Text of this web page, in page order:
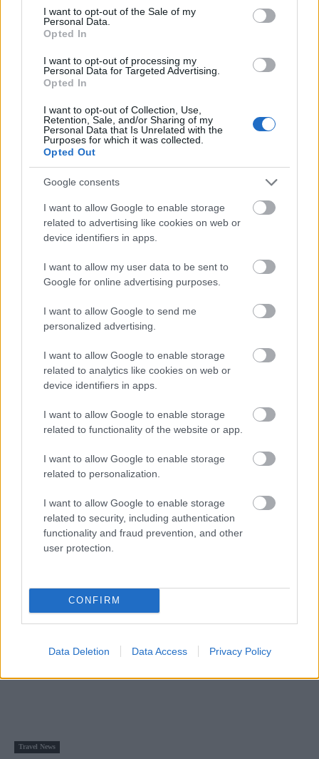
consent section.
I want to opt-out of the Sale of my
Personal Data.
Opted In
I want to opt-out of processing my
Personal Data for Targeted Advertising.
Opted In
I want to opt-out of Collection, Use,
Retention, Sale, and/or Sharing of my
Personal Data that Is Unrelated with the
Purposes for which it was collected.
Opted Out
Google consents
I want to allow Google to enable storage
related to advertising like cookies on web or
device identifiers in apps.
I want to allow my user data to be sent to
Google for online advertising purposes.
I want to allow Google to send me
personalized advertising.
I want to allow Google to enable storage
related to analytics like cookies on web or
device identifiers in apps.
I want to allow Google to enable storage
related to functionality of the website or app.
I want to allow Google to enable storage
related to personalization.
I want to allow Google to enable storage
related to security, including authentication
functionality and fraud prevention, and other
user protection.
CONFIRM
Data Deletion Data Access Privacy Policy
Travel News
παραμένουν Μύκονος και Σαντορίνη
6 Ιουλίου 2023, 11:25
και η Σαντορίνη σύμφωνα...
Travel News
Ιδιαίτερα δημοφιλή σε Αμερικανούς και Καναδούς 3
κυκλαδίτικα νησιά
6 Ιουνίου 2023, 15:00
η Μήλος, η Τήνος και η...
Travel News
Αυτοί είναι οι 10 δημοφιλέστεροι καλοκαιρινοί προορισμοί
παγκοσμίως
αυτό το καλοκαίρι. Σύμφωνα...
Travel News